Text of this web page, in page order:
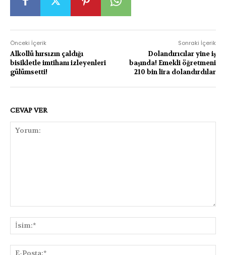
Önceki İçerik
Alkollü hırsızın çaldığı
bisikletle imtihanı izleyenleri
gülümsetti!
Sonraki İçerik
Dolandırıcılar yine iş
başında! Emekli öğretmeni
210 bin lira dolandırdılar
CEVAP VER